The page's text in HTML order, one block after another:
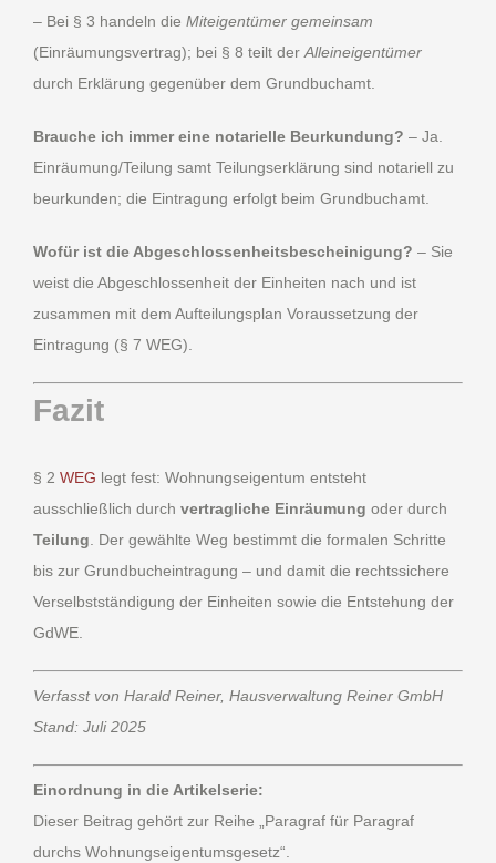
– Bei § 3 handeln die Miteigentümer gemeinsam
(Einräumungsvertrag); bei § 8 teilt der Alleineigentümer
durch Erklärung gegenüber dem Grundbuchamt.
Brauche ich immer eine notarielle Beurkundung? – Ja.
Einräumung/Teilung samt Teilungserklärung sind notariell zu
beurkunden; die Eintragung erfolgt beim Grundbuchamt.
Wofür ist die Abgeschlossenheitsbescheinigung? – Sie
weist die Abgeschlossenheit der Einheiten nach und ist
zusammen mit dem Aufteilungsplan Voraussetzung der
Eintragung (§ 7 WEG).
Fazit
§ 2 WEG legt fest: Wohnungseigentum entsteht
ausschließlich durch vertragliche Einräumung oder durch
Teilung. Der gewählte Weg bestimmt die formalen Schritte
bis zur Grundbucheintragung – und damit die rechtssichere
Verselbstständigung der Einheiten sowie die Entstehung der
GdWE.
Verfasst von Harald Reiner, Hausverwaltung Reiner GmbH
Stand: Juli 2025
Einordnung in die Artikelserie:
Dieser Beitrag gehört zur Reihe „Paragraf für Paragraf
durchs Wohnungseigentumsgesetz“.